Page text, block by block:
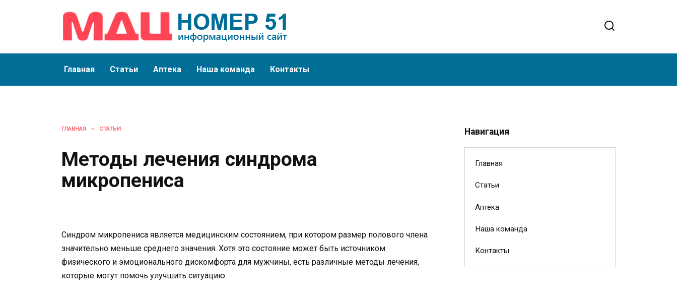
Главная Статьи Аптека Наша команда Контакты
ГЛАВНАЯ » СТАТЬИ
Методы лечения синдрома
микропениса
Синдром микропениса является медицинским состоянием, при котором размер полового члена
значительно меньше среднего значения. Хотя это состояние может быть источником
физического и эмоционального дискомфорта для мужчины, есть различные методы лечения,
которые могут помочь улучшить ситуацию.
Навигация
Главная
Статьи
Аптека
Наша команда
Контакты